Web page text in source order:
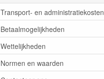
Transport- en administratiekosten
Betaalmogelijkheden
Wettelijkheden
Normen en waarden